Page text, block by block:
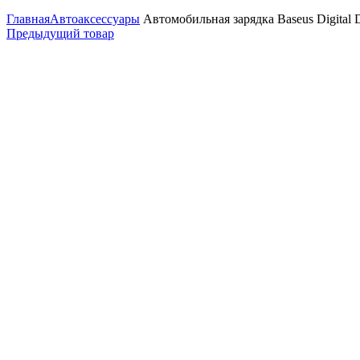
ГлавнаяАвтоаксессуары Автомобильная зарядка Baseus
Предыдущий товар